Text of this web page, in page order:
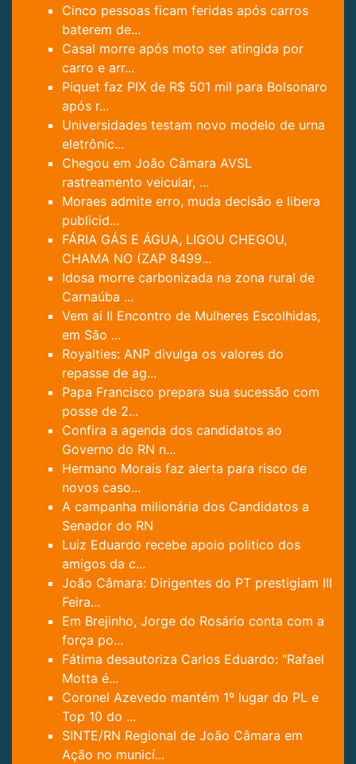
Cinco pessoas ficam feridas após carros
baterem de...
Casal morre após moto ser atingida por
carro e arr...
Piquet faz PIX de R$ 501 mil para Bolsonaro
após r...
Universidades testam novo modelo de urna
eletrônic...
Chegou em João Câmara AVSL
rastreamento veicular, ...
Moraes admite erro, muda decisão e libera
publicid...
FÁRIA GÁS E ÁGUA, LIGOU CHEGOU,
CHAMA NO (ZAP 8499...
Idosa morre carbonizada na zona rural de
Carnaúba ...
Vem ai II Encontro de Mulheres Escolhidas,
em São ...
Royalties: ANP divulga os valores do
repasse de ag...
Papa Francisco prepara sua sucessão com
posse de 2...
Confira a agenda dos candidatos ao
Governo do RN n...
Hermano Morais faz alerta para risco de
novos caso...
A campanha milionária dos Candidatos a
Senador do RN
Luiz Eduardo recebe apoio politico dos
amigos da c...
João Câmara: Dirigentes do PT prestigiam III
Feira...
Em Brejinho, Jorge do Rosário conta com a
força po...
Fátima desautoriza Carlos Eduardo: "Rafael
Motta é...
Coronel Azevedo mantém 1º lugar do PL e
Top 10 do ...
SINTE/RN Regional de João Câmara em
Ação no municí...